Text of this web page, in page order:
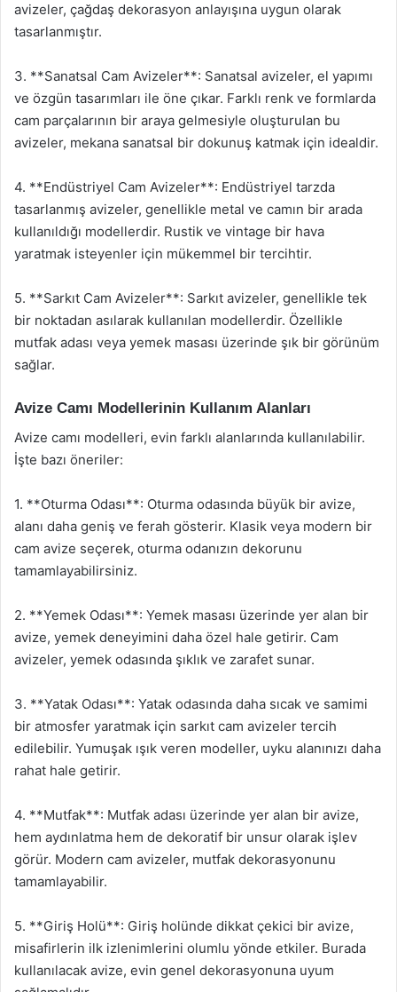
avizeler, çağdaş dekorasyon anlayışına uygun olarak
tasarlanmıştır.
3. **Sanatsal Cam Avizeler**: Sanatsal avizeler, el yapımı
ve özgün tasarımları ile öne çıkar. Farklı renk ve formlarda
cam parçalarının bir araya gelmesiyle oluşturulan bu
avizeler, mekana sanatsal bir dokunuş katmak için idealdir.
4. **Endüstriyel Cam Avizeler**: Endüstriyel tarzda
tasarlanmış avizeler, genellikle metal ve camın bir arada
kullanıldığı modellerdir. Rustik ve vintage bir hava
yaratmak isteyenler için mükemmel bir tercihtir.
5. **Sarkıt Cam Avizeler**: Sarkıt avizeler, genellikle tek
bir noktadan asılarak kullanılan modellerdir. Özellikle
mutfak adası veya yemek masası üzerinde şık bir görünüm
sağlar.
Avize Camı Modellerinin Kullanım Alanları
Avize camı modelleri, evin farklı alanlarında kullanılabilir.
İşte bazı öneriler:
1. **Oturma Odası**: Oturma odasında büyük bir avize,
alanı daha geniş ve ferah gösterir. Klasik veya modern bir
cam avize seçerek, oturma odanızın dekorunu
tamamlayabilirsiniz.
2. **Yemek Odası**: Yemek masası üzerinde yer alan bir
avize, yemek deneyimini daha özel hale getirir. Cam
avizeler, yemek odasında şıklık ve zarafet sunar.
3. **Yatak Odası**: Yatak odasında daha sıcak ve samimi
bir atmosfer yaratmak için sarkıt cam avizeler tercih
edilebilir. Yumuşak ışık veren modeller, uyku alanınızı daha
rahat hale getirir.
4. **Mutfak**: Mutfak adası üzerinde yer alan bir avize,
hem aydınlatma hem de dekoratif bir unsur olarak işlev
görür. Modern cam avizeler, mutfak dekorasyonunu
tamamlayabilir.
5. **Giriş Holü**: Giriş holünde dikkat çekici bir avize,
misafirlerin ilk izlenimlerini olumlu yönde etkiler. Burada
kullanılacak avize, evin genel dekorasyonuna uyum